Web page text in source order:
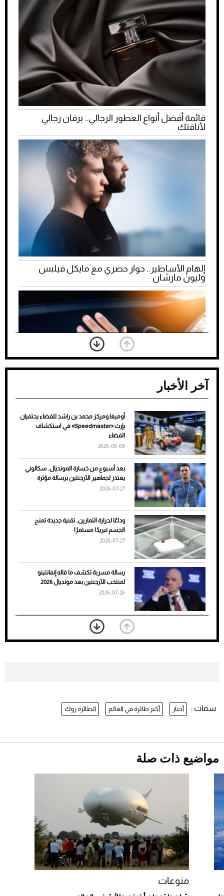
قائمة أفضل أنواع العطور الرجالي.. برفان رجالي
لأناقتك
إلهام الأساطير.. حوار حصري مع مايكل فيلبس
وليون مارشان
ضعف تبريد مكيف السيارة عند الوقوف.. أشهر
الأسباب والحلول
7 نصائح لاختيار لون البنطلون المناسب للقميص
الأسود
أغلى 10 عطور في العالم للرجال تمنحك فخامة
استثنائية
آخر الأخبار
أوميغا ومركز محمد بن راشد للفضاء يحتفيان
بإرث «Speedmaster» في استكشاف
الفضاء
2026-08-09
بعد أسبوع من خسارة المونديال.. سكالوني
يعتذر لجماهير الأرجنتين برسالة مؤثرة
2026-07-27
وداعًا لحرارة التمارين.. تقنية جديدة تمنح
الجسم تبريدًا مستمرًا
2026-07-27
رسالة مسربة تكشف ما قاله إنفانتينو
لمنتخب الأرجنتين بعد مونديال 2026
2026-07-26
«الجوازات» تكشف طريقة استخراج رقم
الحدود للزائر عبر أبشر
دوران الأرض؟
2026-07-25
قبل ليلة النزال.. اكتمال وزن أبطال "The
Comeback" في جدة (فيديو)
2026-07-25
سمات : أخبار أكبر طائرة في العالم الطائرة روك
مواضيع ذات صلة
منوعات